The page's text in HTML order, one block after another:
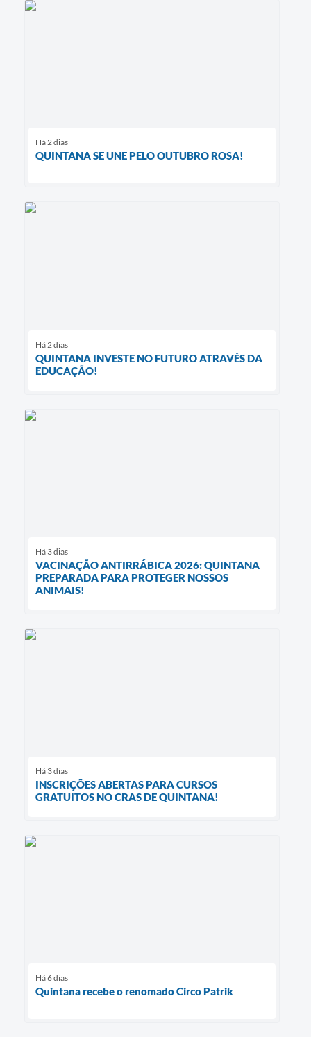
Há 2 dias
QUINTANA SE UNE PELO OUTUBRO ROSA!
Há 2 dias
QUINTANA INVESTE NO FUTURO ATRAVÉS DA
EDUCAÇÃO!
Há 3 dias
VACINAÇÃO ANTIRRÁBICA 2026: QUINTANA
PREPARADA PARA PROTEGER NOSSOS
ANIMAIS!
Há 3 dias
INSCRIÇÕES ABERTAS PARA CURSOS
GRATUITOS NO CRAS DE QUINTANA!
Há 6 dias
Quintana recebe o renomado Circo Patrik